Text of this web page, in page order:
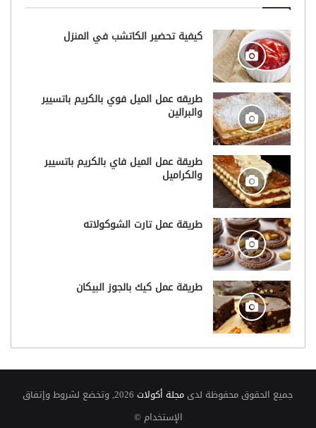
كيفية تحضير الكاتشب في المنزل
طريقه عمل الميل فوي بالكريم باتسيير
والبرالين
طريقة عمل الميل فاي بالكريم باتسيير
والكراميل
طريقة عمل تارت الشوكولاته
طريقة عمل كيك بالجوز البيكان
جميع الحقوق محفوظة لدى مجلة أكولات
2026, وتخضع لشروط وإتفاق
الإستخدام ©